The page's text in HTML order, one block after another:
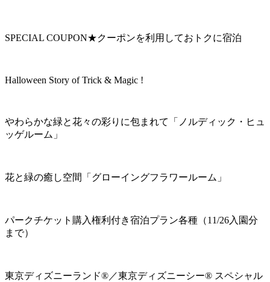
SPECIAL COUPON★クーポンを利用しておトクに宿泊
Halloween Story of Trick & Magic !
やわらかな緑と花々の彩りに包まれて「ノルディック・ヒュ
ッゲルーム」
花と緑の癒し空間「グローイングフラワールーム」
パークチケット購入権利付き宿泊プラン各種（11/26入園分
まで）
東京ディズニーランド®／東京ディズニーシー® スペシャル